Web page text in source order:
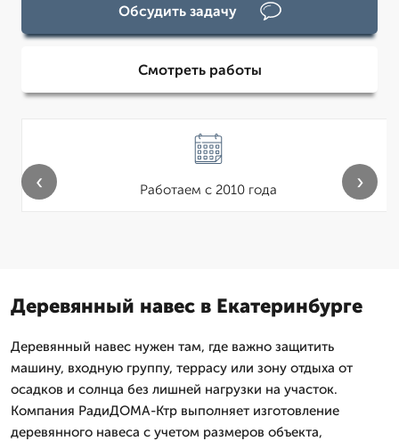
Обсудить задачу
Смотреть работы
Работаем с 2010 года
‹ ›
Деревянный навес в Екатеринбурге
Деревянный навес нужен там, где важно защитить
машину, входную группу, террасу или зону отдыха от
осадков и солнца без лишней нагрузки на участок.
Компания РадиДОМА-Ктр выполняет изготовление
деревянного навеса с учетом размеров объекта,